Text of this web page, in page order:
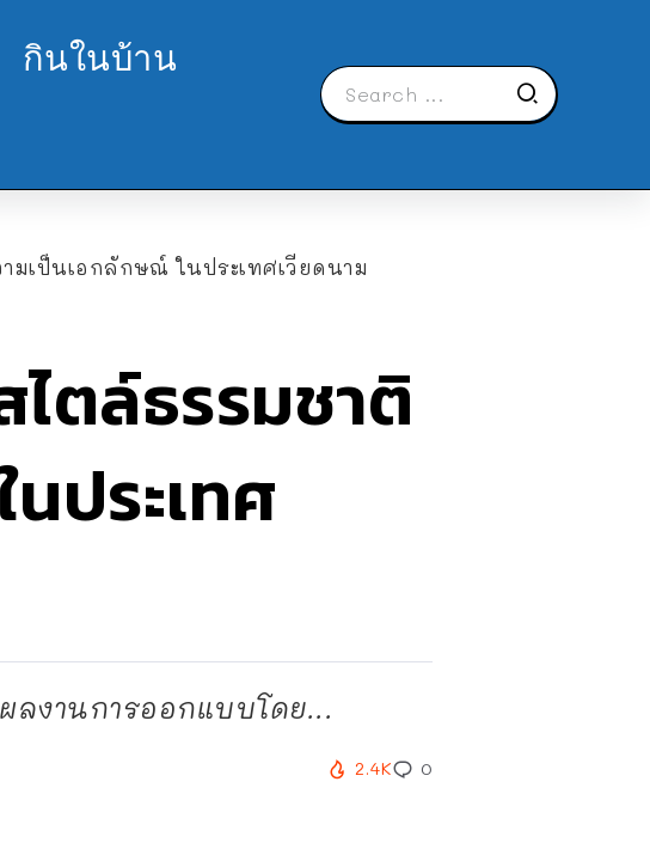
กินในบ้าน
มเป็นเอกลักษณ์ ในประเทศเวียดนาม
ตล์ธรรมชาติ
ประเทศ
ลงานการออกแบบโดย...
2.4K 0